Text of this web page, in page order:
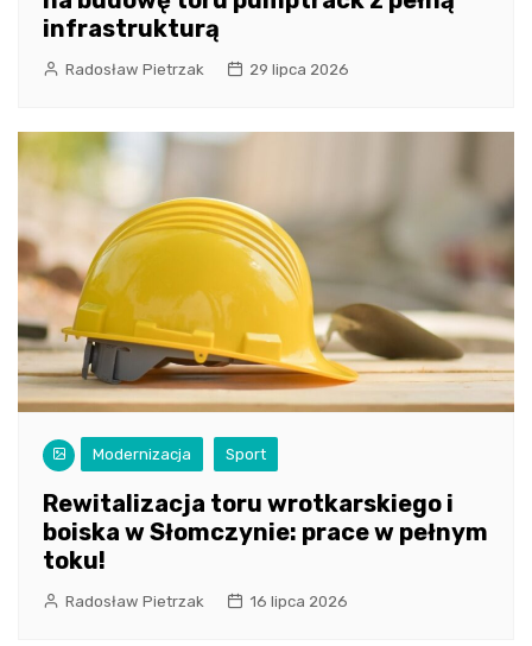
infrastrukturą
Radosław Pietrzak 29 lipca 2026
Modernizacja Sport
Rewitalizacja toru wrotkarskiego i
boiska w Słomczynie: prace w pełnym
toku!
Radosław Pietrzak 16 lipca 2026